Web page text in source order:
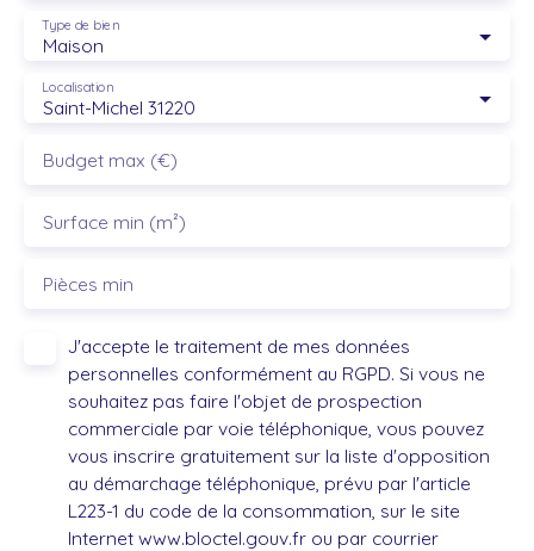
Maison
Type de bien
Saint-Michel 31220
Localisation
Budget max (€)
Surface min (m²)
Pièces min
J'accepte le traitement de mes données
personnelles conformément au RGPD. Si vous ne
souhaitez pas faire l'objet de prospection
commerciale par voie téléphonique, vous pouvez
vous inscrire gratuitement sur la liste d'opposition
au démarchage téléphonique, prévu par l'article
L223-1 du code de la consommation, sur le site
Internet www.bloctel.gouv.fr ou par courrier